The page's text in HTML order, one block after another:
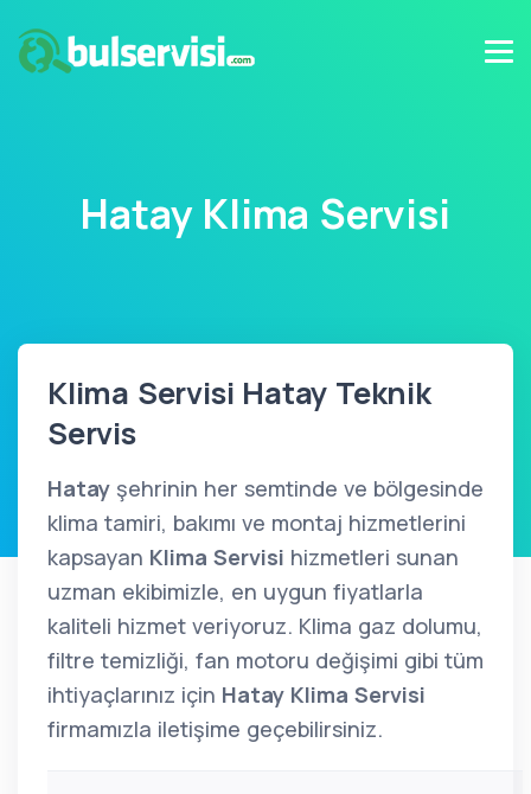
Hatay Klima Servisi
Klima Servisi Hatay Teknik
Servis
Hatay şehrinin her semtinde ve bölgesinde
klima tamiri, bakımı ve montaj hizmetlerini
kapsayan Klima Servisi hizmetleri sunan
uzman ekibimizle, en uygun fiyatlarla
kaliteli hizmet veriyoruz. Klima gaz dolumu,
filtre temizliği, fan motoru değişimi gibi tüm
ihtiyaçlarınız için Hatay Klima Servisi
firmamızla iletişime geçebilirsiniz.